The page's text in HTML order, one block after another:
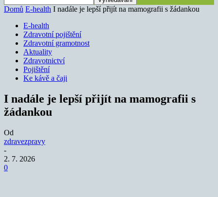
Domů E-health I nadále je lepší přijít na mamografii s žádankou
E-health
Zdravotní pojištění
Zdravotní gramotnost
Aktuality
Zdravotnictví
Pojištění
Ke kávě a čaji
I nadále je lepší přijít na mamografii s
žádankou
Od
zdravezpravy
-
2. 7. 2026
0